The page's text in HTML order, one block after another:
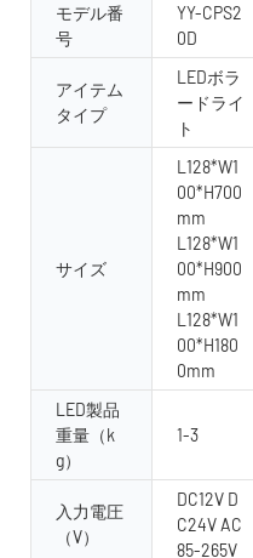
モデル番
号
YY-CPS2
0D
アイテム
タイプ
LEDボラ
ードライ
ト
サイズ
L128*W1
00*H700
mm
L128*W1
00*H900
mm
L128*W1
00*H180
0mm
LED製品
重量（k
g）
1-3
入力電圧
（V）
DC12V D
C24V AC
85-265V